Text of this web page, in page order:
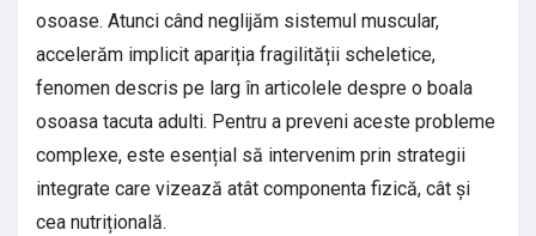
osoase. Atunci când neglijăm sistemul muscular,
accelerăm implicit apariția fragilității scheletice,
fenomen descris pe larg în articolele despre o boala
osoasa tacuta adulti. Pentru a preveni aceste probleme
complexe, este esențial să intervenim prin strategii
integrate care vizează atât componenta fizică, cât și
cea nutrițională.